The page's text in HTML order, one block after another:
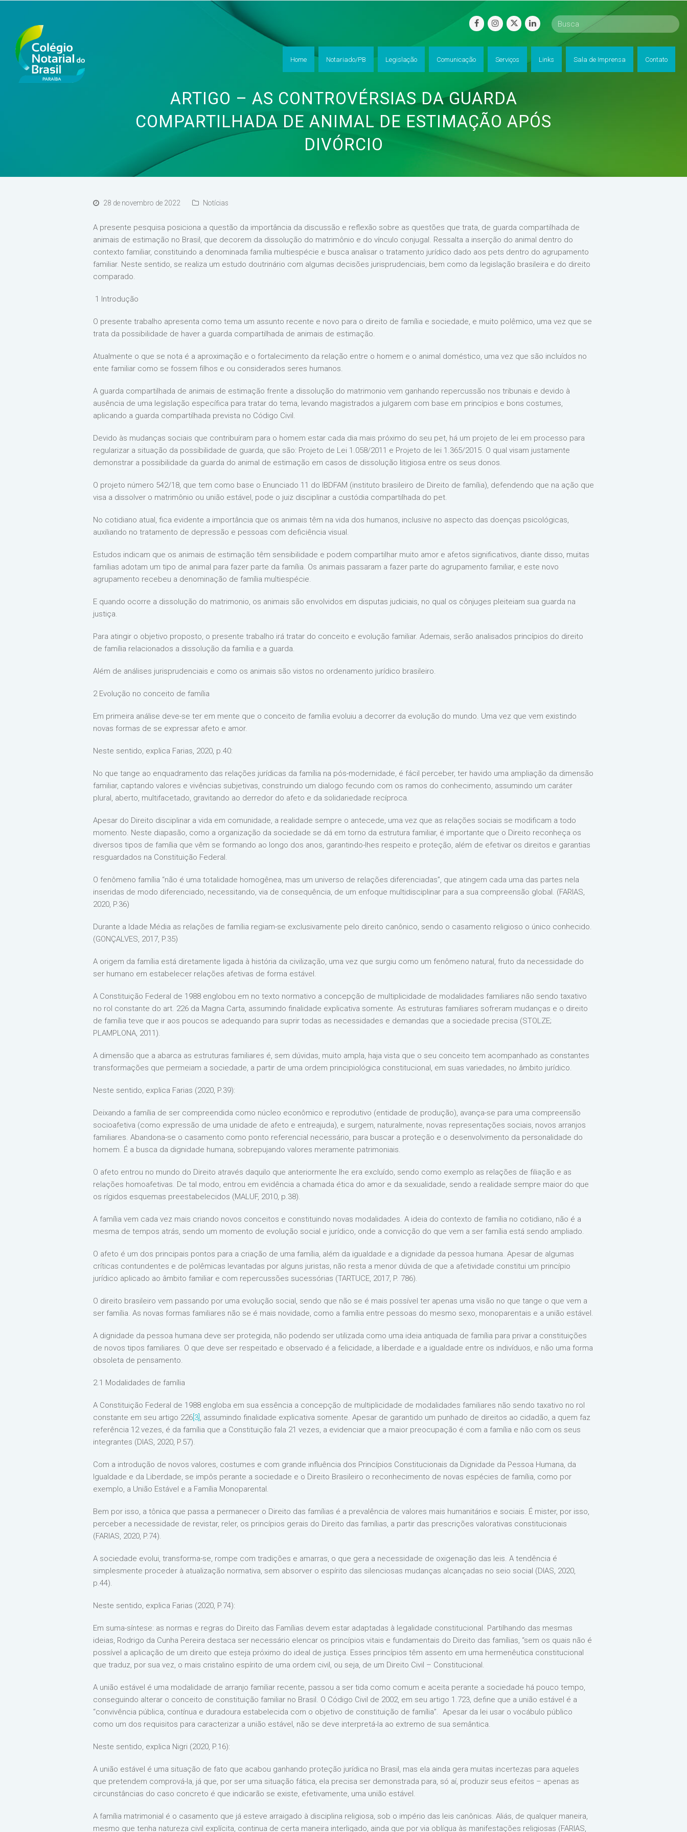
facebookinstagram
twitterlinkedin
Home Notariado/PB Legislação Comunicação Serviços Links Sala de Imprensa Contato
ARTIGO – AS CONTROVÉRSIAS DA GUARDA
COMPARTILHADA DE ANIMAL DE ESTIMAÇÃO APÓS
DIVÓRCIO
28 de novembro de 2022 Notícias
A presente pesquisa posiciona a questão da importância da discussão e reflexão sobre as questões que trata, de guarda compartilhada de
animais de estimação no Brasil, que decorem da dissolução do matrimônio e do vínculo conjugal. Ressalta a inserção do animal dentro do
contexto familiar, constituindo a denominada família multiespécie e busca analisar o tratamento jurídico dado aos pets dentro do agrupamento
familiar. Neste sentido, se realiza um estudo doutrinário com algumas decisões jurisprudenciais, bem como da legislação brasileira e do direito
comparado.
1 Introdução
O presente trabalho apresenta como tema um assunto recente e novo para o direito de família e sociedade, e muito polêmico, uma vez que se
trata da possibilidade de haver a guarda compartilhada de animais de estimação.
Atualmente o que se nota é a aproximação e o fortalecimento da relação entre o homem e o animal doméstico, uma vez que são incluídos no
ente familiar como se fossem filhos e ou considerados seres humanos.
A guarda compartilhada de animais de estimação frente a dissolução do matrimonio vem ganhando repercussão nos tribunais e devido à
ausência de uma legislação específica para tratar do tema, levando magistrados a julgarem com base em princípios e bons costumes,
aplicando a guarda compartilhada prevista no Código Civil.
Devido às mudanças sociais que contribuíram para o homem estar cada dia mais próximo do seu pet, há um projeto de lei em processo para
regularizar a situação da possibilidade de guarda, que são: Projeto de Lei 1.058/2011 e Projeto de lei 1.365/2015. O qual visam justamente
demonstrar a possibilidade da guarda do animal de estimação em casos de dissolução litigiosa entre os seus donos.
O projeto número 542/18, que tem como base o Enunciado 11 do IBDFAM (instituto brasileiro de Direito de família), defendendo que na ação que
visa a dissolver o matrimônio ou união estável, pode o juiz disciplinar a custódia compartilhada do pet.
No cotidiano atual, fica evidente a importância que os animais têm na vida dos humanos, inclusive no aspecto das doenças psicológicas,
auxiliando no tratamento de depressão e pessoas com deficiência visual.
Estudos indicam que os animais de estimação têm sensibilidade e podem compartilhar muito amor e afetos significativos, diante disso, muitas
famílias adotam um tipo de animal para fazer parte da família. Os animais passaram a fazer parte do agrupamento familiar, e este novo
agrupamento recebeu a denominação de família multiespécie.
E quando ocorre a dissolução do matrimonio, os animais são envolvidos em disputas judiciais, no qual os cônjuges pleiteiam sua guarda na
justiça.
Para atingir o objetivo proposto, o presente trabalho irá tratar do conceito e evolução familiar. Ademais, serão analisados princípios do direito
de família relacionados a dissolução da família e a guarda.
Além de análises jurisprudenciais e como os animais são vistos no ordenamento jurídico brasileiro.
2 Evolução no conceito de família
Em primeira análise deve-se ter em mente que o conceito de família evoluiu a decorrer da evolução do mundo. Uma vez que vem existindo
novas formas de se expressar afeto e amor.
Neste sentido, explica Farias, 2020, p.40:
No que tange ao enquadramento das relações jurídicas da família na pós-modernidade, é fácil perceber, ter havido uma ampliação da dimensão
familiar, captando valores e vivências subjetivas, construindo um dialogo fecundo com os ramos do conhecimento, assumindo um caráter
plural, aberto, multifacetado, gravitando ao derredor do afeto e da solidariedade recíproca.
Apesar do Direito disciplinar a vida em comunidade, a realidade sempre o antecede, uma vez que as relações sociais se modificam a todo
momento. Neste diapasão, como a organização da sociedade se dá em torno da estrutura familiar, é importante que o Direito reconheça os
diversos tipos de família que vêm se formando ao longo dos anos, garantindo-lhes respeito e proteção, além de efetivar os direitos e garantias
resguardados na Constituição Federal.
O fenômeno família “não é uma totalidade homogênea, mas um universo de relações diferenciadas”, que atingem cada uma das partes nela
inseridas de modo diferenciado, necessitando, via de consequência, de um enfoque multidisciplinar para a sua compreensão global. (FARIAS,
2020, P.36)
Durante a Idade Média as relações de família regiam-se exclusivamente pelo direito canônico, sendo o casamento religioso o único conhecido.
(GONÇALVES, 2017, P.35)
A origem da família está diretamente ligada à história da civilização, uma vez que surgiu como um fenômeno natural, fruto da necessidade do
ser humano em estabelecer relações afetivas de forma estável.
A Constituição Federal de 1988 englobou em no texto normativo a concepção de multiplicidade de modalidades familiares não sendo taxativo
no rol constante do art. 226 da Magna Carta, assumindo finalidade explicativa somente. As estruturas familiares sofreram mudanças e o direito
de família teve que ir aos poucos se adequando para suprir todas as necessidades e demandas que a sociedade precisa (STOLZE;
PLAMPLONA, 2011).
A dimensão que a abarca as estruturas familiares é, sem dúvidas, muito ampla, haja vista que o seu conceito tem acompanhado as constantes
transformações que permeiam a sociedade, a partir de uma ordem principiológica constitucional, em suas variedades, no âmbito jurídico.
Neste sentido, explica Farias (2020, P.39):
Deixando a família de ser compreendida como núcleo econômico e reprodutivo (entidade de produção), avança-se para uma compreensão
socioafetiva (como expressão de uma unidade de afeto e entreajuda), e surgem, naturalmente, novas representações sociais, novos arranjos
familiares. Abandona-se o casamento como ponto referencial necessário, para buscar a proteção e o desenvolvimento da personalidade do
homem. É a busca da dignidade humana, sobrepujando valores meramente patrimoniais.
O afeto entrou no mundo do Direito através daquilo que anteriormente lhe era excluído, sendo como exemplo as relações de filiação e as
relações homoafetivas. De tal modo, entrou em evidência a chamada ética do amor e da sexualidade, sendo a realidade sempre maior do que
os rígidos esquemas preestabelecidos (MALUF, 2010, p.38).
A família vem cada vez mais criando novos conceitos e constituindo novas modalidades. A ideia do contexto de família no cotidiano, não é a
mesma de tempos atrás, sendo um momento de evolução social e jurídico, onde a convicção do que vem a ser família está sendo ampliado.
O afeto é um dos principais pontos para a criação de uma família, além da igualdade e a dignidade da pessoa humana. Apesar de algumas
críticas contundentes e de polêmicas levantadas por alguns juristas, não resta a menor dúvida de que a afetividade constitui um princípio
jurídico aplicado ao âmbito familiar e com repercussões sucessórias (TARTUCE, 2017, P. 786).
O direito brasileiro vem passando por uma evolução social, sendo que não se é mais possível ter apenas uma visão no que tange o que vem a
ser família. As novas formas familiares não se é mais novidade, como a família entre pessoas do mesmo sexo, monoparentais e a união estável.
A dignidade da pessoa humana deve ser protegida, não podendo ser utilizada como uma ideia antiquada de família para privar a constituições
de novos tipos familiares. O que deve ser respeitado e observado é a felicidade, a liberdade e a igualdade entre os indivíduos, e não uma forma
obsoleta de pensamento.
2.1 Modalidades de família
A Constituição Federal de 1988 engloba em sua essência a concepção de multiplicidade de modalidades familiares não sendo taxativo no rol
constante em seu artigo 226 [3] , assumindo finalidade explicativa somente. Apesar de garantido um punhado de direitos ao cidadão, a quem faz
referência 12 vezes, é da família que a Constituição fala 21 vezes, a evidenciar que a maior preocupação é com a família e não com os seus
integrantes (DIAS, 2020, P.57).
Com a introdução de novos valores, costumes e com grande influência dos Princípios Constitucionais da Dignidade da Pessoa Humana, da
Igualdade e da Liberdade, se impôs perante a sociedade e o Direito Brasileiro o reconhecimento de novas espécies de família, como por
exemplo, a União Estável e a Família Monoparental.
Bem por isso, a tônica que passa a permanecer o Direito das famílias é a prevalência de valores mais humanitários e sociais. É mister, por isso,
perceber a necessidade de revistar, reler, os princípios gerais do Direito das famílias, a partir das prescrições valorativas constitucionais
(FARIAS, 2020, P.74).
A sociedade evolui, transforma-se, rompe com tradições e amarras, o que gera a necessidade de oxigenação das leis. A tendência é
simplesmente proceder à atualização normativa, sem absorver o espírito das silenciosas mudanças alcançadas no seio social (DIAS, 2020,
p.44).
Neste sentido, explica Farias (2020, P.74):
Em suma-síntese: as normas e regras do Direito das Famílias devem estar adaptadas à legalidade constitucional. Partilhando das mesmas
ideias, Rodrigo da Cunha Pereira destaca ser necessário elencar os princípios vitais e fundamentais do Direito das famílias, “sem os quais não é
possível a aplicação de um direito que esteja próximo do ideal de justiça. Esses princípios têm assento em uma hermenêutica constitucional
que traduz, por sua vez, o mais cristalino espírito de uma ordem civil, ou seja, de um Direito Civil – Constitucional.
A união estável é uma modalidade de arranjo familiar recente, passou a ser tida como comum e aceita perante a sociedade há pouco tempo,
conseguindo alterar o conceito de constituição familiar no Brasil. O Código Civil de 2002, em seu artigo 1.723, define que a união estável é a
“convivência pública, contínua e duradoura estabelecida com o objetivo de constituição de família”. Apesar da lei usar o vocábulo público
como um dos requisitos para caracterizar a união estável, não se deve interpretá-la ao extremo de sua semântica.
Neste sentido, explica Nigri (2020, P.16):
A união estável é uma situação de fato que acabou ganhando proteção jurídica no Brasil, mas ela ainda gera muitas incertezas para aqueles
que pretendem comprová-la, já que, por ser uma situação fática, ela precisa ser demonstrada para, só aí, produzir seus efeitos – apenas as
circunstâncias do caso concreto é que indicarão se existe, efetivamente, uma união estável.
A família matrimonial é o casamento que já esteve arraigado à disciplina religiosa, sob o império das leis canônicas. Aliás, de qualquer maneira,
mesmo que tenha natureza civil explícita, continua de certa maneira interligado, ainda que por via oblíqua às manifestações religiosas (FARIAS,